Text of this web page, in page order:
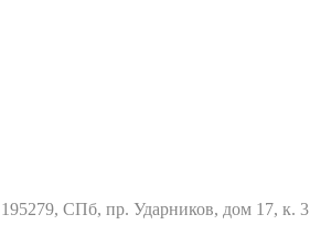
СПб, пр. Ударников, дом 17, к. 3